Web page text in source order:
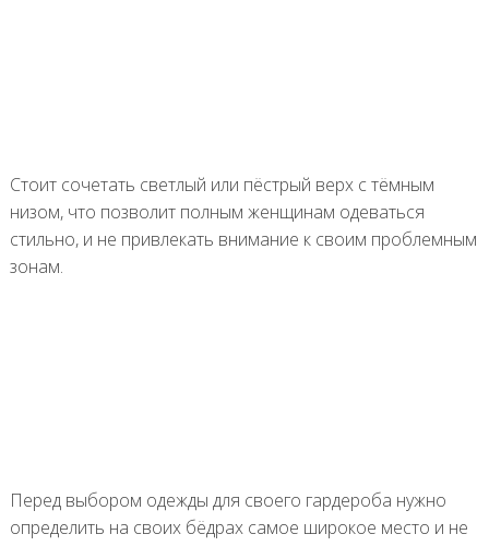
Стоит сочетать светлый или пёстрый верх с тёмным
низом, что позволит полным женщинам одеваться
стильно, и не привлекать внимание к своим проблемным
зонам.
Перед выбором одежды для своего гардероба нужно
определить на своих бёдрах самое широкое место и не